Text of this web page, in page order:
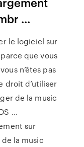
...
le logiciel sur
parce que vous
n’êtes pas
droit d’utiliser
de la music
...
sur
la music